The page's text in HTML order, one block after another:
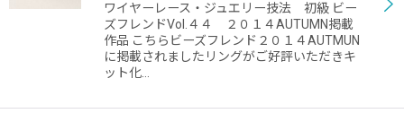
ワイヤーレース・ジュエリー技法 初級 ビー
ズフレンドVol.４４ ２０１４AUTUMN掲載
作品 こちらビーズフレンド２０１４AUTMUN
に掲載されましたリングがご好評いただきキ
ット化…